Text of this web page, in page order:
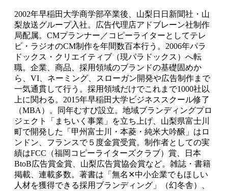
2002年早稲田大学商学部卒業後、山梨日日新聞社・山
梨放送グループ入社。広告代理店アドブレーン社制作
局配属。CMプランナー／コピーライターとしてテレ
ビ・ラジオのCM制作を年間数百本行う。2006年パラ
ドックス・クリエイティブ（現パラドックス）へ転
職。企業、商品、採用領域のブランドの基礎固めか
ら、VI、ネーミング、スローガン開発や広告制作まで
一気通貫して行う。採用領域だけでこれまで1000社以
上に関わる。2015年早稲田大学ビジネススクール修了
（MBA）。同年むすび設立。地域ブランディングプロ
ジェクト「まちいく事業」を立ち上げ、山梨県富士川
町で開発した「甲州富士川・本菱・純米大吟醸」はロ
ンドン、フランスで５度金賞受賞。制作者としての実
績はFCC（福岡コピーライターズクラブ）賞、日本
BtoB広告賞金賞、山梨広告賞協会賞など。雑誌・書籍
掲載、連載多数。著書は「無名✕中小企業でもほしい
人材を獲得できる採用ブランディング」（幻冬舎）、